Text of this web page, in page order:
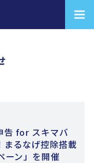
告 for スキマバ
まるなげ控除搭載
ーン」を開催